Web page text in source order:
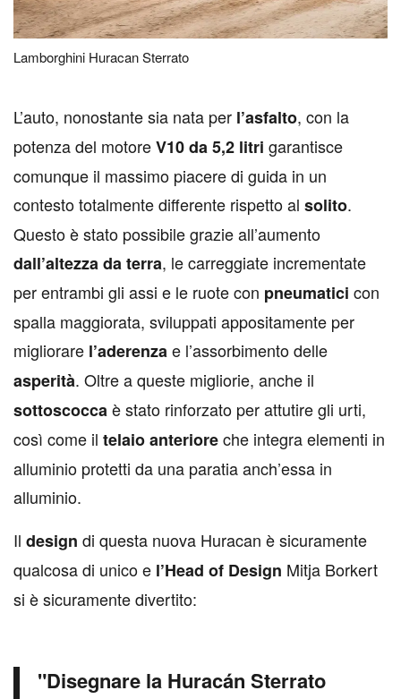
Lamborghini Huracan Sterrato
L’auto, nonostante sia nata per l’asfalto, con la
potenza del motoreV10 da 5,2 litri garantisce
comunque il massimo piacere di guida in un
contesto totalmente differente rispetto al solito.
Questo è stato possibile grazie all’aumento
dall’altezzadaterra, le carreggiate incrementate
per entrambi gli assi e le ruote con pneumatici con
spalla maggiorata, sviluppati appositamente per
migliorare l’aderenzae l’assorbimento delle
asperità. Oltre a queste migliorie, anche il
sottoscoccaè stato rinforzato per attutire gli urti,
così come il telaioanterioreche integra elementi in
alluminio protetti da una paratia anch’essa in
alluminio.
Il design di questa nuova Huracan è sicuramente
qualcosa di unico e l’Head of Design Mitja Borkert
si è sicuramente divertito:
"Disegnare la Huracán Sterrato